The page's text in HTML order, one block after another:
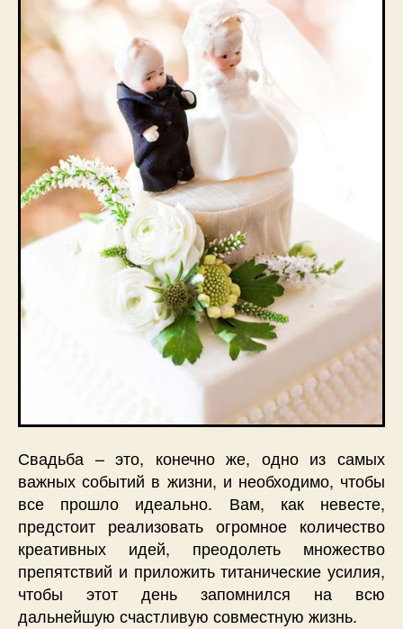
Свадьба – это, конечно же, одно из самых
важных событий в жизни, и необходимо, чтобы
все прошло идеально. Вам, как невесте,
предстоит реализовать огромное количество
креативных идей, преодолеть множество
препятствий и приложить титанические усилия,
чтобы этот день запомнился на всю
дальнейшую счастливую совместную жизнь.